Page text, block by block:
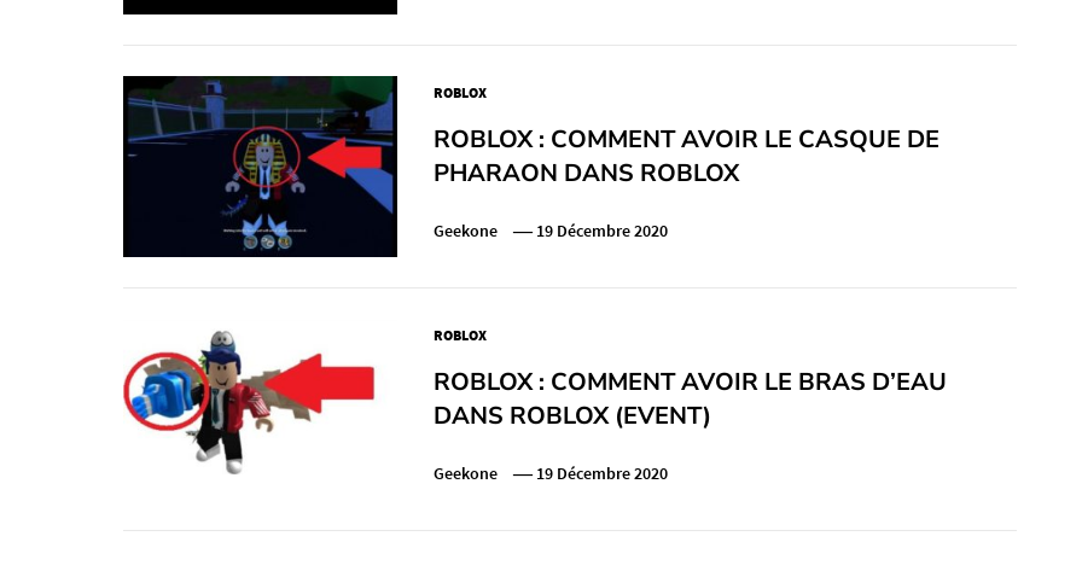
ROBLOX
ROBLOX : COMMENT AVOIR LE CASQUE DE
PHARAON DANS ROBLOX
Geekone 19 Décembre 2020
ROBLOX
ROBLOX : COMMENT AVOIR LE BRAS D’EAU
DANS ROBLOX (EVENT)
Geekone 19 Décembre 2020